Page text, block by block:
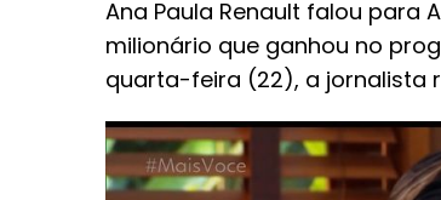
Ana Paula Renault falou para
milionário que ganhou no
quarta-feira (22), a jornalista